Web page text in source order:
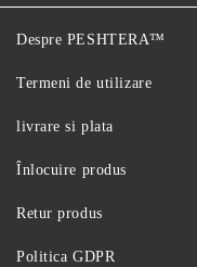
Despre PESHTERA™
Termeni de utilizare
livrare si plata
Înlocuire produs
Retur produs
Politica GDPR